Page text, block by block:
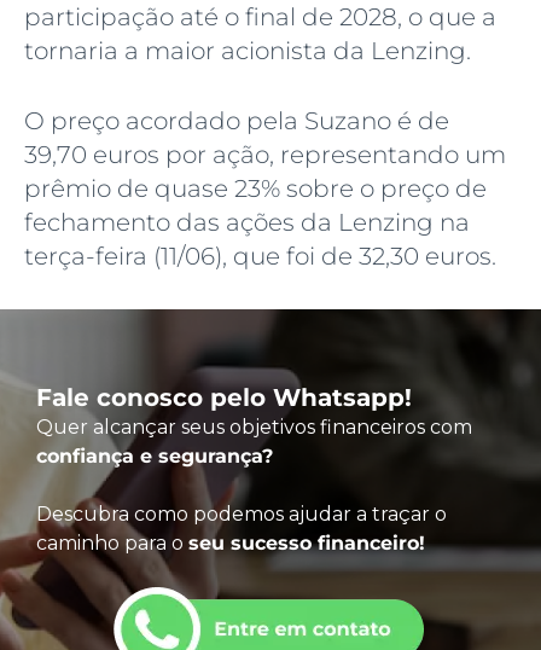
participação até o final de 2028, o que a
tornaria a maior acionista da Lenzing.
O preço acordado pela Suzano é de
39,70 euros por ação, representando um
prêmio de quase 23% sobre o preço de
fechamento das ações da Lenzing na
terça-feira (11/06), que foi de 32,30 euros.
Fale conosco pelo Whatsapp!
Quer alcançar seus objetivos financeiros com
confiança e segurança?
Descubra como podemos ajudar a traçar o
caminho para o seu sucesso financeiro!